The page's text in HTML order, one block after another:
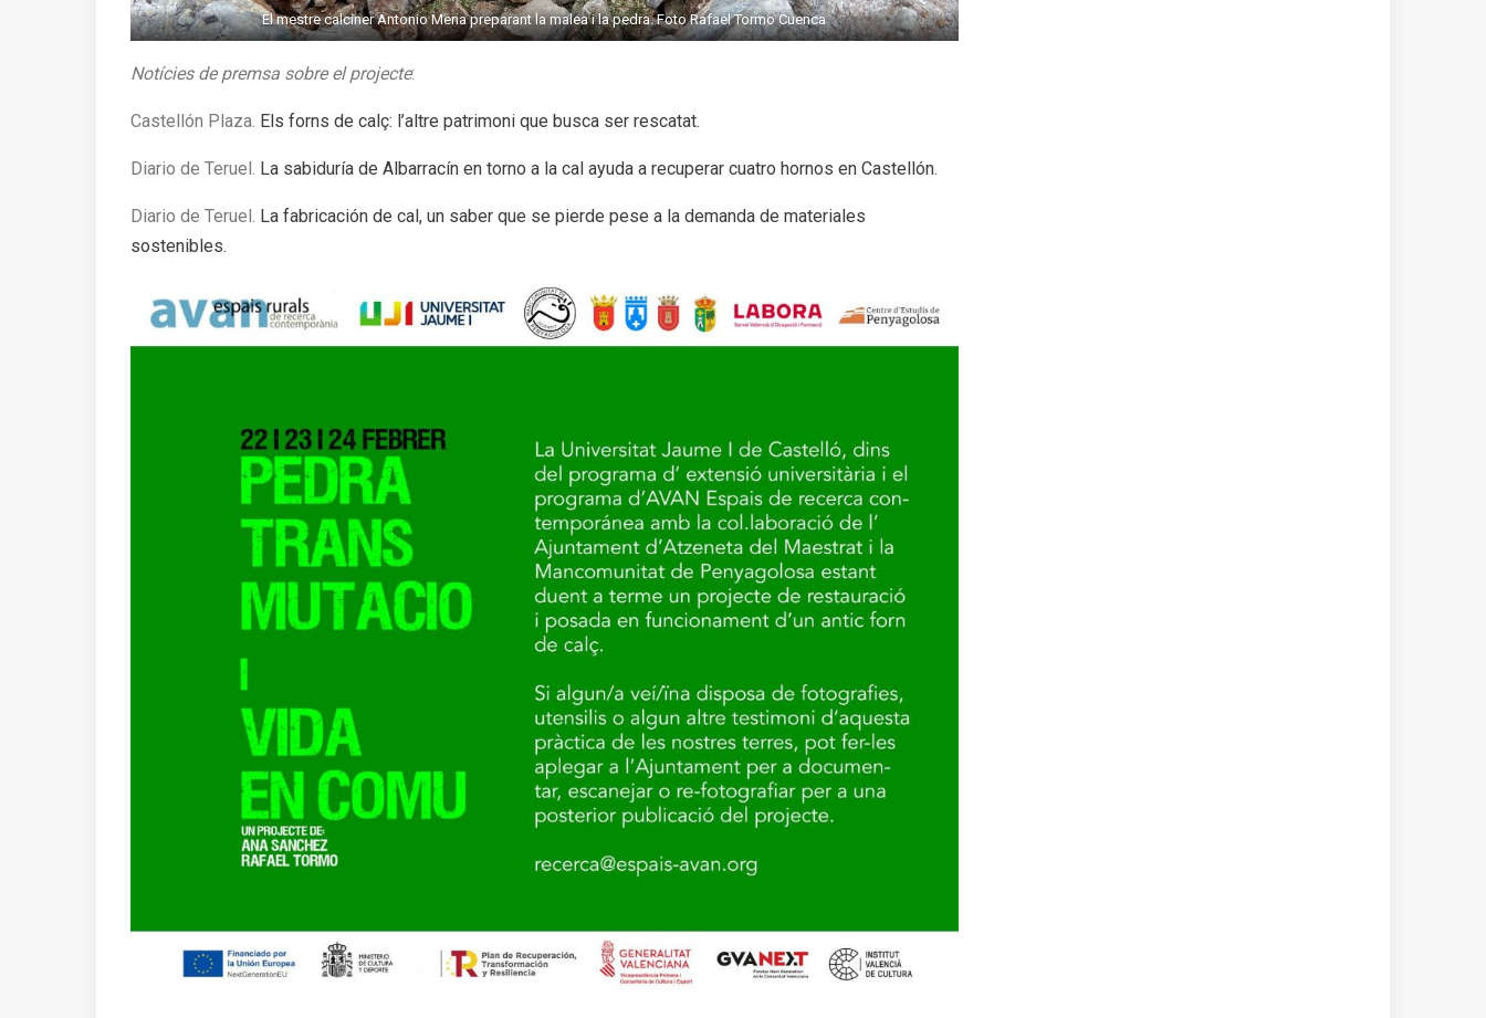
El mestre calciner Antonio Mena preparant la malea i la pedra. Foto Rafael Tormo Cuenca
Notícies de premsa sobre el projecte:
Castellón Plaza. Els forns de calç: l’altre patrimoni que busca ser rescatat.
Diario de Teruel. La sabiduría de Albarracín en torno a la cal ayuda a recuperar cuatro hornos en Castellón.
Diario de Teruel. La fabricación de cal, un saber que se pierde pese a la demanda de materiales
sostenibles.